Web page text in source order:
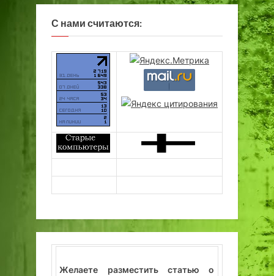
С нами считаются:
Желаете разместить статью о